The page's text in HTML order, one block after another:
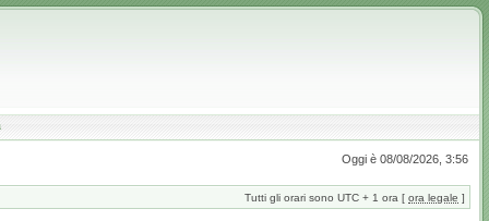
Oggi è 08/08/2026, 3:56
Tutti gli orari sono UTC + 1 ora [ ora legale ]